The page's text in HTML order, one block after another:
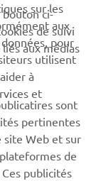
sur les
aux
pour
utilisent
à
et
ci-
de suivi
aux médias
sont
pertinentes
site Web et sur
de
publicités